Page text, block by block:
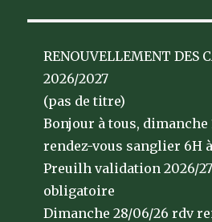
RENOUVELLEMENT DES
2026/2027
(pas de titre)
Bonjour à tous, dimanche
rendez-vous sanglier 6H
Preuilh validation 2026/
obligatoire
Dimanche 28/06/26 rdv